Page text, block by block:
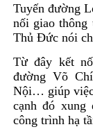
Tuyến đường
nối giao thông
Thủ Đức nói
Từ đây kết
đường Võ
Nội… giúp việc
cạnh đó xung
công trình hạ